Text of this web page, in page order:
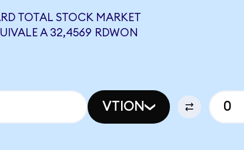
TOTAL STOCK MARKET
A 32,4569 RDWON
VTION